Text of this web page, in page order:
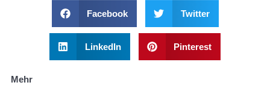
Facebook Twitter
LinkedIn Pinterest
Mehr